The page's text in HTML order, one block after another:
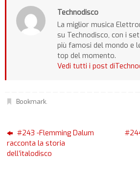
Technodisco
La miglior musica
su Technodisco, con i
più famosi del mondo e
top del momento.
Vedi tutti i post
Bookmark.
#243 -Flemming Dalum
racconta la storia
dell’italodisco